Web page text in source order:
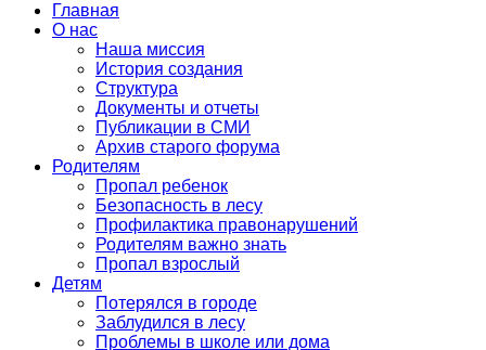
Главная
О нас
Наша миссия
История создания
Структура
Документы и отчеты
Публикации в СМИ
Архив старого форума
Родителям
Пропал ребенок
Безопасность в лесу
Профилактика правонарушений
Родителям важно знать
Пропал взрослый
Детям
Потерялся в городе
Заблудился в лесу
Проблемы в школе или дома